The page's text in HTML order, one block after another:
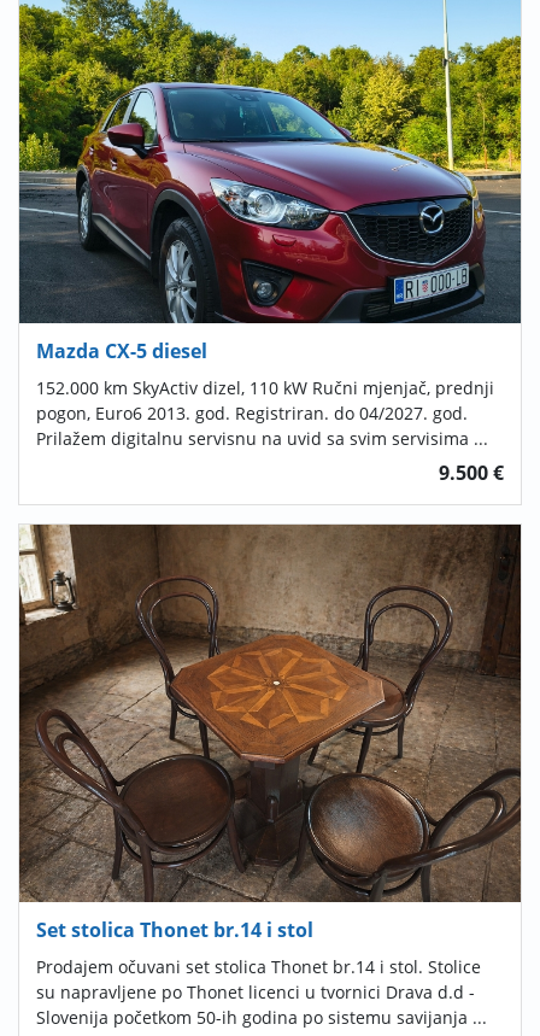
Mazda CX-5 diesel
152.000 km SkyActiv dizel, 110 kW Ručni mjenjač, prednji
pogon, Euro6 2013. god. Registriran. do 04/2027. god.
Prilažem digitalnu servisnu na uvid sa svim servisima ...
9.500 €
Set stolica Thonet br.14 i stol
Prodajem očuvani set stolica Thonet br.14 i stol. Stolice
su napravljene po Thonet licenci u tvornici Drava d.d -
Slovenija početkom 50-ih godina po sistemu savijanja ...